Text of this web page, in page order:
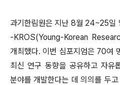
과기한림원은 지난 8월 24~25일
-KROS(Young-Korean
개최했다. 이번 심포지엄은 70여
최신 연구 동향을 공유하고 자유
분야를 개발한다는 데 의의를 두